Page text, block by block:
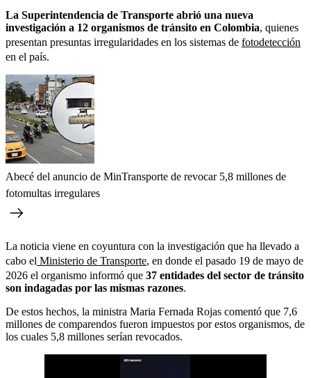
La Superintendencia de Transporte abrió una nueva
investigación a 12 organismos de tránsito en Colombia, quienes
presentan presuntas irregularidades en los sistemas de fotodetección
en el país.
Abecé del anuncio de MinTransporte de revocar 5,8 millones de
fotomultas irregulares
La noticia viene en coyuntura con la investigación que ha llevado a
cabo el Ministerio de Transporte, en donde el pasado 19 de mayo de
2026 el organismo informó que 37 entidades del sector de tránsito
son indagadas por las mismas razones.
De estos hechos, la ministra Maria Fernada Rojas comentó que 7,6
millones de comparendos fueron impuestos por estos organismos, de
los cuales 5,8 millones serían revocados.